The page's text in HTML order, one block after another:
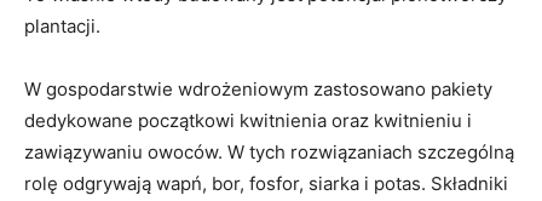
plantacji.
W gospodarstwie wdrożeniowym zastosowano pakiety
dedykowane początkowi kwitnienia oraz kwitnieniu i
zawiązywaniu owoców. W tych rozwiązaniach szczególną
rolę odgrywają wapń, bor, fosfor, siarka i potas. Składniki